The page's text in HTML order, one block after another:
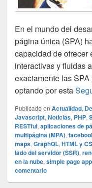
En el mundo del
página única (SPA)
capacidad de ofrecer
interactivas y fluidas
exactamente las
optando por esta
Publicado en Actualidad,
Javascript, Noticias, PHP,
RESTful, aplicaciones de
multipágina (MPA),
maps, GraphQL, HTML y
lado del servidor (SSR),
en la nube, simple page
comentario